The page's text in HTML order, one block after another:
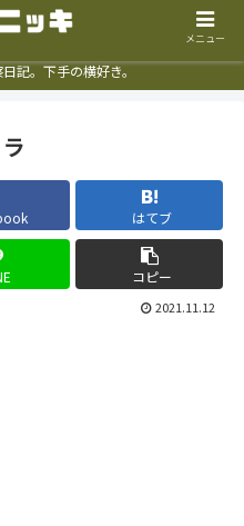
記。下手の横好き。
はてブ
コピー
2021.11.12
メニュー